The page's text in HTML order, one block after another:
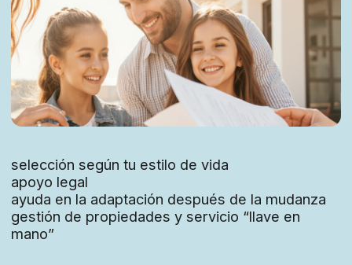
Déjanos tu solicitud y nuestro asesor se pondrá
en contacto contigo para contarte cómo
Creemos que un hogar no son solo paredes, sino
una sensación de confianza, seguridad y
armonía. Brisalta nació para que este camino sea
fácil e inspirador.